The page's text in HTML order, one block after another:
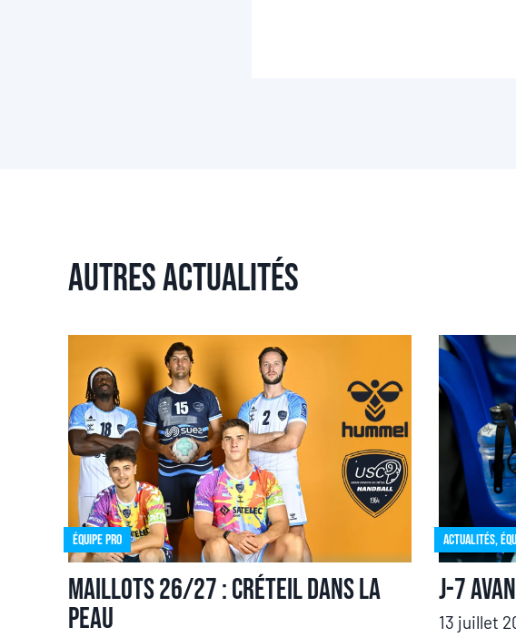
Autres actualités
Équipe pro
Maillots 26/27 : Créteil dans la
peau
Actualités,
J-7
13 juillet